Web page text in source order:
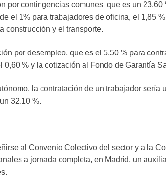
por contingencias comunes, que es un
el 1% para trabajadores de oficina, el 1,85
construcción y el transporte.
por desempleo, que es el 5,50 % para
% y la cotización al Fondo de Garantía
la contratación de un trabajador sería
32,10 %.
al Convenio Colectivo del sector y a la
a jornada completa, en Madrid, un